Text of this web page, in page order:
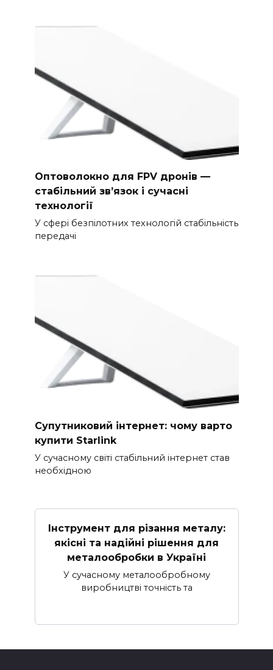
Оптоволокно для FPV дронів —
стабільний зв’язок і сучасні
технології
У сфері безпілотних технологій стабільність
передачі
Супутниковий інтернет: чому варто
купити Starlink
У сучасному світі стабільний інтернет став
необхідною
Інструмент для різання металу:
якісні та надійні рішення для
металообробки в Україні
У сучасному металообробному
виробництві точність та